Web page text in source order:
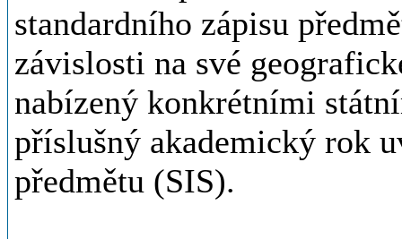
standardního zápisu
závislosti na své
nabízený konkrétními
příslušný akademický rok
předmětu (SIS).